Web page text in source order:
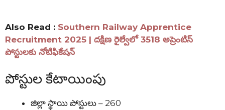
Also Read : Southern Railway Apprentice
Recruitment 2025 | దక్షిణ రైల్వేలో 3518 అప్రెంటిస్
పోస్టులకు నోటిఫికేషన్
పోస్టుల కేటాయింపు
జిల్లా స్థాయి పోస్టులు – 260